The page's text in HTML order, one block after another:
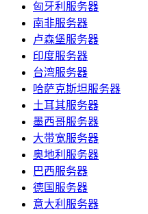
匈牙利服务器
南非服务器
卢森堡服务器
印度服务器
台湾服务器
哈萨克斯坦服务器
土耳其服务器
墨西哥服务器
大带宽服务器
奥地利服务器
巴西服务器
德国服务器
意大利服务器